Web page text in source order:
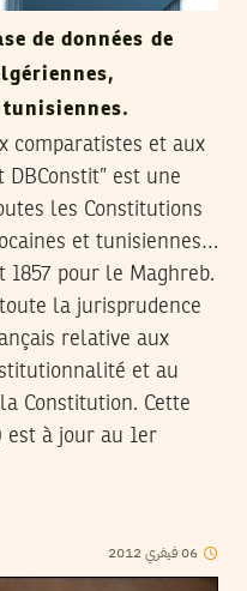
de données de
comparatistes et aux
est une
les Constitutions
et tunisiennes…
1857 pour le Maghreb.
la jurisprudence
relative aux
et au
Constitution. Cette
est à jour au 1er
06فيفري2012